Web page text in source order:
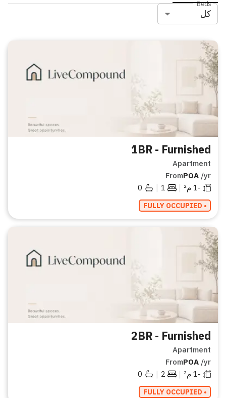
Beds
كل
1BR - Furnished
Apartment
FromPOA /yr
-1
م² |
1
|
0
• FULLY OCCUPIED
2BR - Furnished
Apartment
FromPOA /yr
-1
م² |
2
|
0
• FULLY OCCUPIED